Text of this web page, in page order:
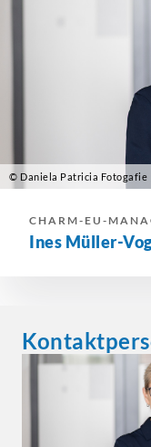
© Daniela Patricia Fotogafie
CHARM-EU-
Ines Müller-